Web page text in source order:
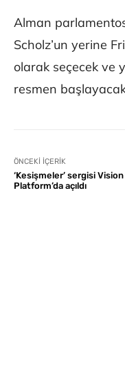
Alman
Scholz’un yerine
olarak seçecek ve
resmen
ÖNCEKI İÇERIK
‘Kesişmeler’ sergisi
Platform’da açıldı